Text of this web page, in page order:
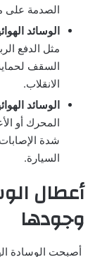
الصدمة على
الوسائد
مثل الدفع
السقف
الانقلاب.
الوسائد
المحرك أو
شدة
السيارة.
أعطال
وجودها
أصبحت الوسادة